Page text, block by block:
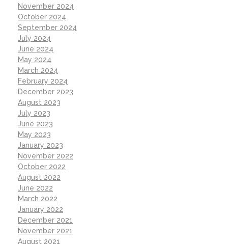
November 2024
October 2024
September 2024
July 2024
June 2024
May 2024
March 2024
February 2024
December 2023
August 2023
July 2023
June 2023
May 2023
January 2023
November 2022
October 2022
August 2022
June 2022
March 2022
January 2022
December 2021
November 2021
August 2021